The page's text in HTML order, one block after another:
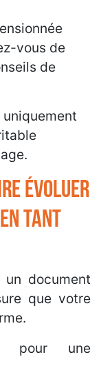
vous de
de
évoluer
tant
un document
que votre
pour une